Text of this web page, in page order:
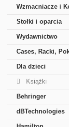
Wzmacniacze i
Stołki i oparcia
Wydawnictwo
Cases, Racki,
Dla dzieci
Książki
Behringer
dBTechnologies